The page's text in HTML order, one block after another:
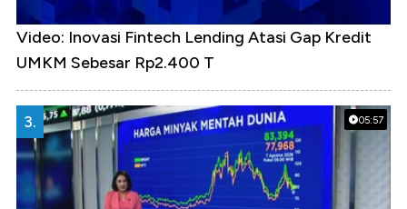
Video: Inovasi Fintech Lending Atasi Gap Kredit
UMKM Sebesar Rp2.400 T
05:57
3.